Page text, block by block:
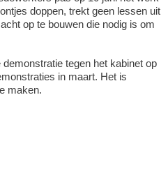
doppen, trekt geen lessen uit
op te bouwen die nodig is om
tegen het kabinet op
in maart. Het is
maken.